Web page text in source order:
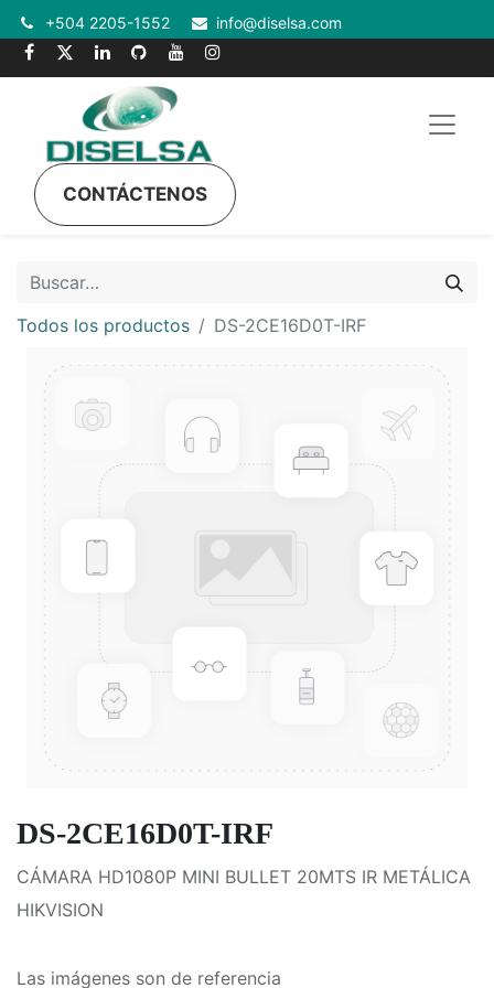
+504 2205-1552 info@diselsa.com
CONTÁCTENOS
Todos los productos DS-2CE16D0T-IRF
DS-2CE16D0T-IRF
CÁMARA HD1080P MINI BULLET 20MTS IR METÁLICA
HIKVISION
Las imágenes son de referencia